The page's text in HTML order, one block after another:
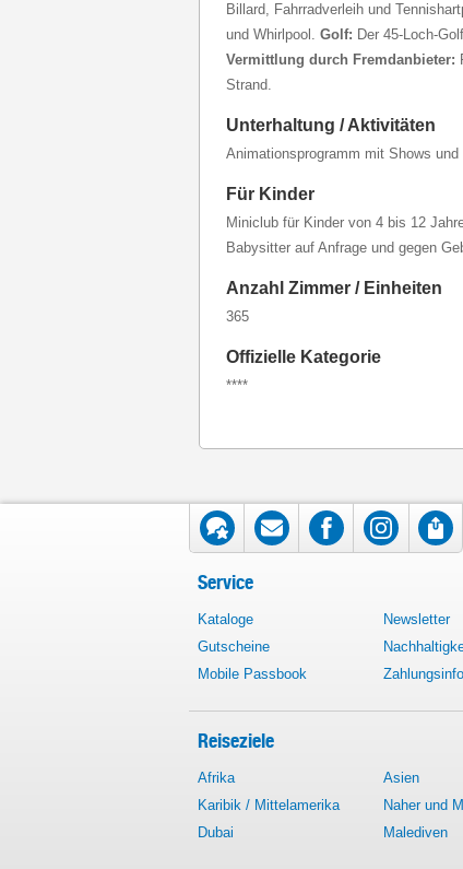
Billard, Fahrradverleih und
und Whirlpool. Golf: Der 45-Loch-
Vermittlung durch Fremdanbieter:
Strand.
Unterhaltung / Aktivitäten
Animationsprogramm mit Shows
Für Kinder
Miniclub für Kinder von 4 bis 12
Babysitter auf Anfrage und gegen
Anzahl Zimmer / Einheiten
365
Offizielle Kategorie
****
Service
Kataloge Newsletter
Gutscheine
Mobile Passbook
Reiseziele
Afrika Asien
Karibik / Mittelamerika
Naher und
Dubai
Malediven